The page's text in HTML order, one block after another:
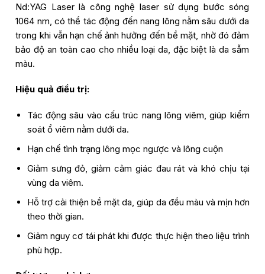
Nd:YAG Laser là công nghệ laser sử dụng bước sóng
1064 nm, có thể tác động đến nang lông nằm sâu dưới da
trong khi vẫn hạn chế ảnh hưởng đến bề mặt, nhờ đó đảm
bảo độ an toàn cao cho nhiều loại da, đặc biệt là da sẫm
màu.
Hiệu quả điều trị:
Tác động sâu vào cấu trúc nang lông viêm, giúp kiểm
soát ổ viêm nằm dưới da.
Hạn chế tình trạng lông mọc ngược và lông cuộn
Giảm sưng đỏ, giảm cảm giác đau rát và khó chịu tại
vùng da viêm.
Hỗ trợ cải thiện bề mặt da, giúp da đều màu và mịn hơn
theo thời gian.
Giảm nguy cơ tái phát khi được thực hiện theo liệu trình
phù hợp.